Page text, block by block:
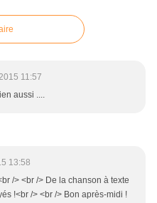
11:57
aussi ....
13:58
/> <br /> De la chanson à texte
!<br /> <br /> Bon après-midi !